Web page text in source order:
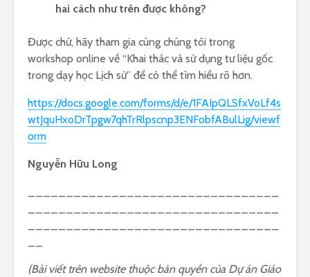
hai cách như trên được không?
Được chứ, hãy tham gia cùng chúng tôi trong
workshop online về “Khai thác và sử dụng tư liệu gốc
trong dạy học Lịch sử” để có thể tìm hiểu rõ hơn.
https://docs.google.com/forms/d/e/1FAIpQLSfxVoLf4s
wtJquHxoDrTpgw7qhTrRlpscnp3ENFobfABulLig/viewf
orm
Nguyễn Hữu Long
(Bài viết trên website thuộc bản quyền của Dự án Giáo